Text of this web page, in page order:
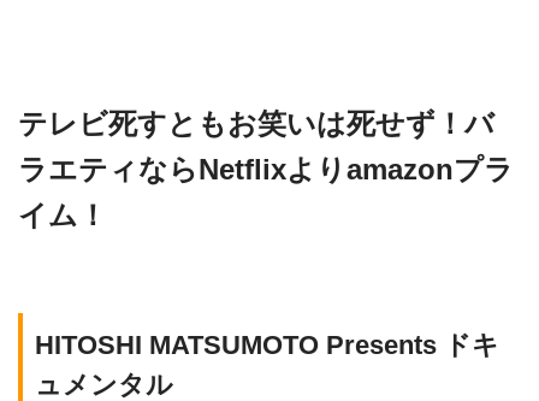
テレビ死すともお笑いは死せず！バ
ラエティならNetflixよりamazonプラ
イム！
HITOSHI MATSUMOTO Presents ドキ
ュメンタル